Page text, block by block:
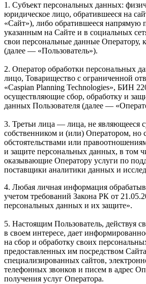
1. Субъект персональных данных:
юридическое лицо, обратившееся на
«Сайт»), либо обратившееся напрямую
указанным на Сайте и в социальных
свои персональные данные Оператору,
(далее — «Пользователь»).
2. Оператор обработки персональных
лицо, Товарищество с ограниченной
«Caspian Planning Technologies», БИН
осуществляющие сбор, обработку и
данных Пользователя (далее —
3. Третьи лица — лица, не являющееся
собственником и (или) Оператором, но
обстоятельствами или
и защите персональных данных, в том
оказывающие Оператору услуги по
поставщики аналитики данных и
4. Любая личная информация
учетом требований Закона РК от
персональных данных и их защите».
5. Настоящим Пользователь, действуя
в своем интересе, дает
на сбор и обработку своих
предоставленных им посредством
специализированных сайтов,
телефонных звонков и писем в адрес
получения услуг Оператора.